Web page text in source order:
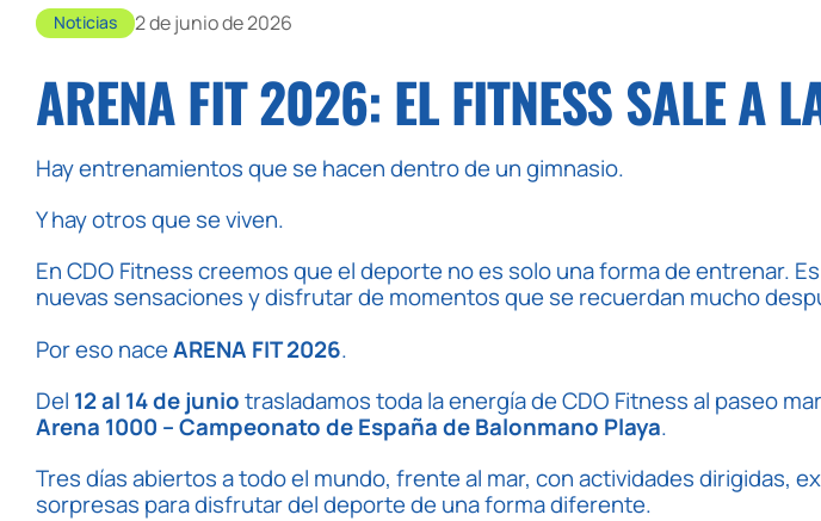
Noticias 2 de junio de 2026
ARENA FIT 2026: EL FITNESS SALE A
Hay entrenamientos que se hacen dentro de un gimnasio.
Y hay otros que se viven.
En CDO Fitness creemos que el deporte no es solo una forma de entrenar.
nuevas sensaciones y disfrutar de momentos que se recuerdan mucho
Por eso naceARENA FIT 2026.
Del 12 al 14 de juniotrasladamos toda la energía de CDO Fitness al paseo
Arena 1000 – Campeonato de España de Balonmano Playa.
Tres días abiertos a todo el mundo, frente al mar, con actividades dirigidas,
sorpresas para disfrutar del deporte de una forma diferente.